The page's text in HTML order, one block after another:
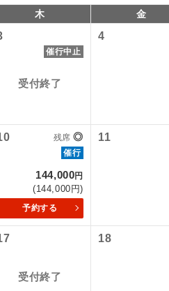
木 金
催行中止
受付終了
4
残席 ◎
催行
144,000円
(144,000円)
予約する
11
受付終了
18
着空港（駅）まで同行しま
出発空港（駅）まで添乗員が
観光案内があります。